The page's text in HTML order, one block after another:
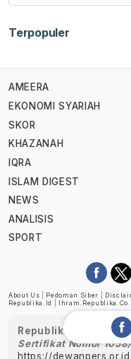
Terpopuler
AMEERA
EKONOMI SYARIAH
SKOR
KHAZANAH
IQRA
ISLAM DIGEST
NEWS
ANALISIS
SPORT
About Us Pedoman Siber
Republika.id
Republika telah
Sertifikat Nomor
https://